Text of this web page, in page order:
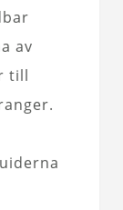
av
till